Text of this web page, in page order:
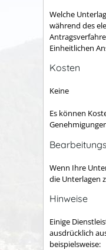
Welche
während des
Einheitlichen
Kosten
Keine
Es können
Wenn Ihre
die Unterlagen
Hinweise
Einige
ausdrücklich
beispielsweise: